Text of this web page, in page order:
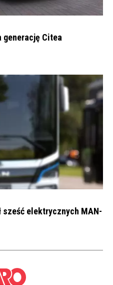
generację Citea
elektrycznych MAN-